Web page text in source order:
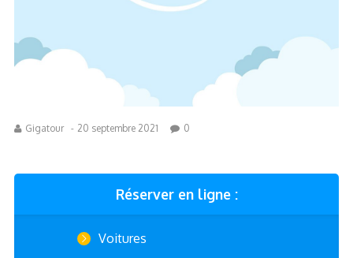
Réserver en ligne :
Voitures
Gigatour - 20 septembre 2021 0